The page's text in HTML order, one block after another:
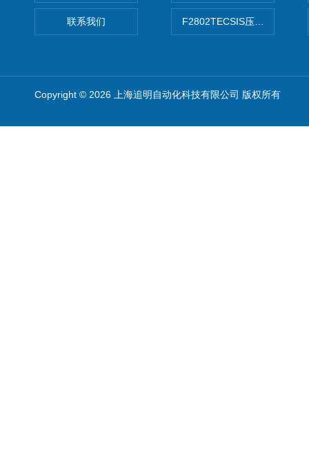
联系我们 F2802TECSIS压力传感器
Copyright © 2026 上海追明自动化科技有限公司 版权所有